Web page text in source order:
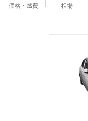
価格・燃費
相場